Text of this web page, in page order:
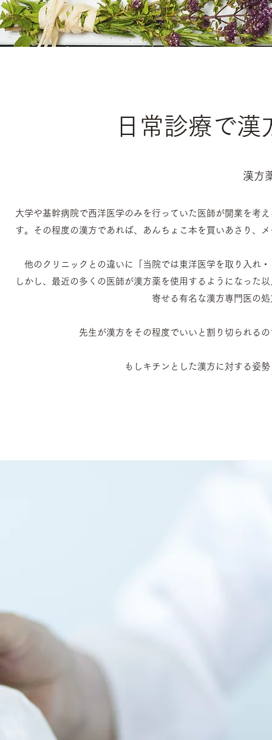
日常診療で
漢方
大学や基幹病院で西洋医学のみを行っていた医師が開業を考
す。その程度の漢方であれば、あんちょこ本を買いあさり、
他のクリニックとの違いに「当院では東洋医学を取り入れ
しかし、最近の多くの医師が漢方薬を使用するようになった
寄せる有名な漢方専門医の
先生が漢方をその程度でいいと割り切られる
もしキチンとした漢方に対する姿